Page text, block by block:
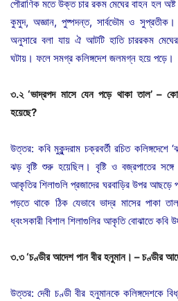
পৌরাণিক মতে উক্ত চার রকম মেঘের বাহন হল
কুমুদ, অজ্ঞান, পুষ্পদন্ত, সার্বভৌম ও সুপ্রতীক।
অনুসারে বলা যায় ঐ আটটি হাতি চাররকম মেঘের
ঘটায়। ফলে সমগ্র কলিঙ্গদেশ জলমগ্ন হয়ে পড়ে।
৩.২‘ভাদ্রপদ মাসে যেন পড়ে থাকা তাল’ –
হয়েছে?
উত্তর: কবি মুকুন্দরাম চক্রবর্তী রচিত কলিঙ্গদেশে
ঝড় বৃষ্টি শুরু হয়েছিল। বৃষ্টি ও বজ্রপাতের
আকৃতির শিলাগুলি প্রজাদের ঘরবাড়ির উপর আছড়ে
পড়তে থাকে ঠিক যেভাবে ভাদ্র মাসের পাকা
ধ্বংসকারী বিশাল শিলাগুলির আকৃতি বোঝাতে কবি
৩.৩‘চণ্ডীর আদেশ পান বীর হনুমান। –চণ্ডীর
উত্তর: দেবী চণ্ডী বীর হনুমানকে কলিঙ্গদেশকে